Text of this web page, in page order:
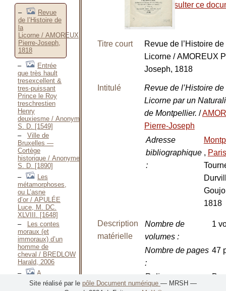
Revue
de l’Histoire de
la
Licorne / AMOREUX
Pierre-Joseph,
1818
Entrée
que très hault
tresexcellent &
tres-puissant
Prince le Roy
treschrestien
Henry
deuxiesme / Anonyme,
S. D. [1549]
Ville de
Bruxelles —
Cortège
historique / Anonyme,
S. D. [1890]
Les
métamorphoses,
ou L’asne
d’or / APULÉE
Luce, M. DC.
XLVIII. [1648]
Les contes
moraux (et
immoraux) d’un
homme de
cheval / BREDLOW
Harald, 2006
A
Treasury of
Horse
-Consulter ce
Titre court
Revue de l’Histoire de
Licorne / AMOREUX
Joseph, 1818
Intitulé
Revue de l’Histoire de
Licorne par un
de Montpellier. /
Pierre-Joseph
Adresse
bibliographique
:
,
1818
Description
matérielle
Nombre de
volumes:
1
Nombre de pages
:
47
Reliure
Site réalisé par le pôle Document numérique — MRSH —